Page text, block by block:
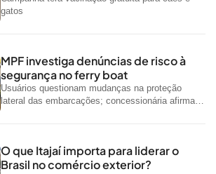
gatos
MPF investiga denúncias de risco à
segurança no ferry boat
Usuários questionam mudanças na proteção
lateral das embarcações; concessionária afirma
O que Itajaí importa para liderar o
Brasil no comércio exterior?